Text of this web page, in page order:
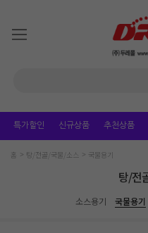
특가할인 신규상품 추천상품
홈 탕/전골/국물/소스 국물용기
탕/전
소스용기 국물용기